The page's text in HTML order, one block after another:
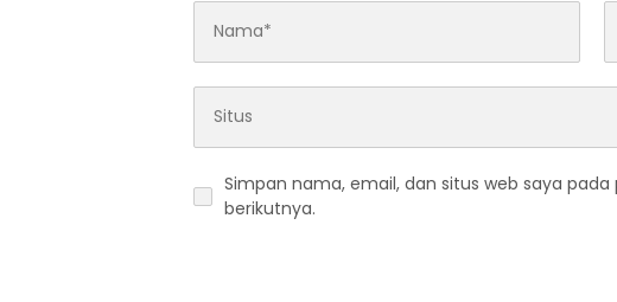
Simpan nama, email, dan situs web saya
berikutnya.